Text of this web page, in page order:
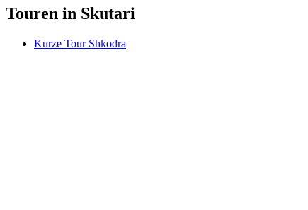
Touren in Skutari
Kurze Tour Shkodra